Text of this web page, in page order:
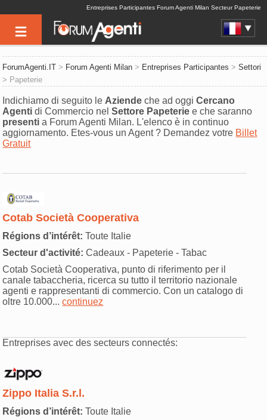
Entreprises Participantes Forum Agenti Milan Secteur Papeterie
ForumAgenti.IT > Forum Agenti Milan > Entreprises Participantes >Settori
> Papeterie
Indichiamo di seguito le Aziende che ad oggiCercano
Agenti di Commercio nelSettore Papeterie e che saranno
presenti a Forum Agenti Milan. L'elenco è in continuo
aggiornamento. Etes-vous un Agent ? Demandez votre Billet
Gratuit
Cotab Società Cooperativa
Régions d’intérêt: Toute Italie
Secteur d'activité: Cadeaux - Papeterie - Tabac
Cotab Società Cooperativa, punto di riferimento per il
canale tabaccheria, ricerca su tutto il territorio nazionale
agenti e rappresentanti di commercio. Con un catalogo di
oltre 10.000...continuez
Entreprises avec des secteurs connectés:
Zippo Italia S.r.l.
Régions d’intérêt: Toute Italie